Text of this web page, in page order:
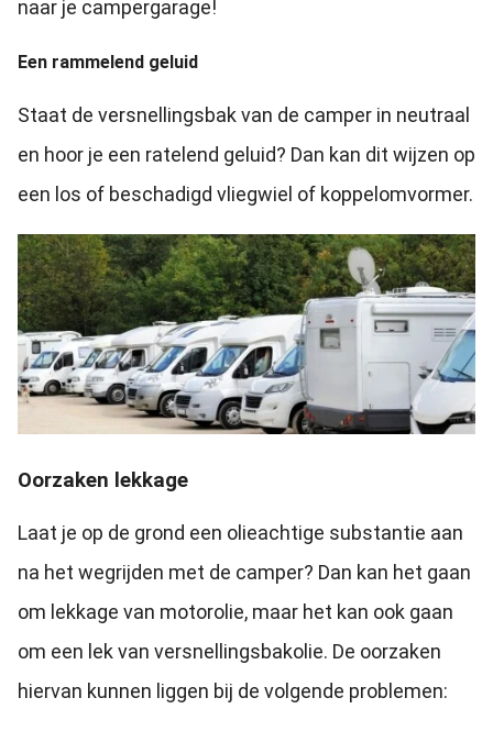
naar je campergarage!
Een rammelend geluid
Staat de versnellingsbak van de camper in neutraal
en hoor je een ratelend geluid? Dan kan dit wijzen op
een los of beschadigd vliegwiel of koppelomvormer.
Oorzaken lekkage
Laat je op de grond een olieachtige substantie aan
na het wegrijden met de camper? Dan kan het gaan
om lekkage van motorolie, maar het kan ook gaan
om een lek van versnellingsbakolie. De oorzaken
hiervan kunnen liggen bij de volgende problemen: